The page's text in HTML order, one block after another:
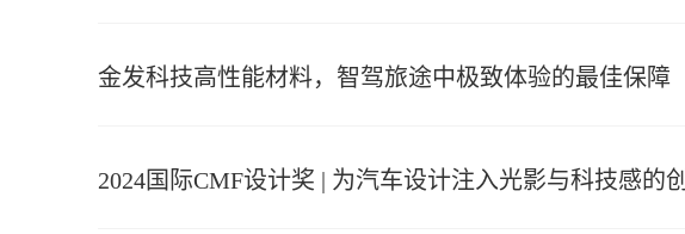
金发科技高性能材料，智驾旅途中极致体验的最佳保障
2024国际CMF设计奖 | 为汽车设计注入光影与科技感的创